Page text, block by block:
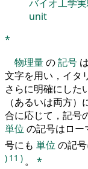
バイオ工学
unit
*
物理量の記号
文字を用い，イタ
さらに明確にした
（あるいは両方
合に応じて，記号
単位 の記号はロー
号にも 単位 の記
) 11 ) 。 *